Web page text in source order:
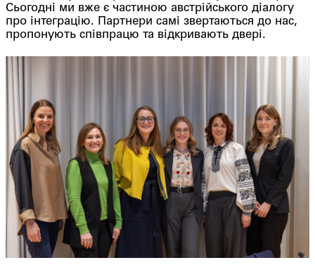
Сьогодні ми вже є частиною австрійського діалогу
про інтеграцію. Партнери самі звертаються до нас,
пропонують співпрацю та відкривають двері.